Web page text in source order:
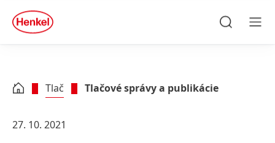
Skip to footer
quick
search
Tlač Tlačové správy a publikácie
27. 10. 2021